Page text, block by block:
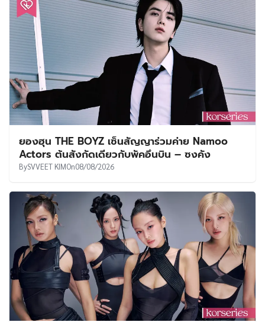
ยองฮุน THE BOYZ เซ็นสัญญาร่วมค่าย Namoo
Actors ต้นสังกัดเดียวกับพัคอึนบิน – ซงคัง
BySVVEET KIMOn08/08/2026